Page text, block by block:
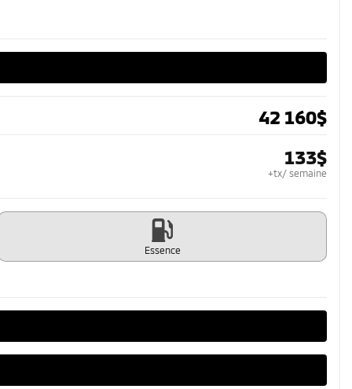
42 160$
133$
+tx/ semaine
Essence